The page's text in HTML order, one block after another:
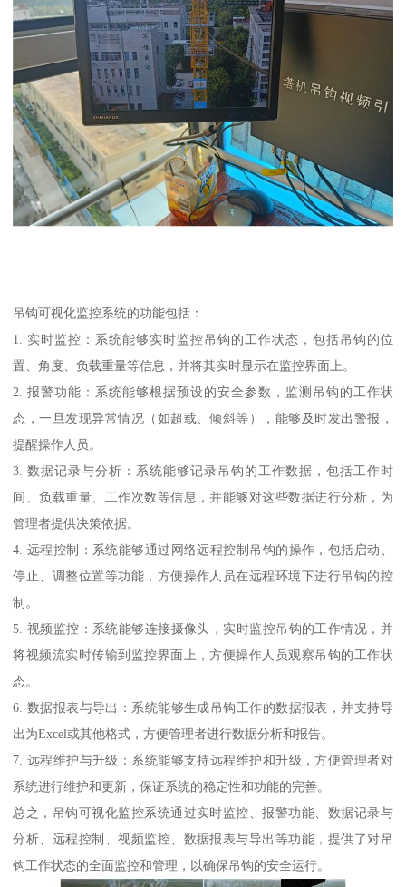
吊钩可视化监控系统的功能包括：
1. 实时监控：系统能够实时监控吊钩的工作状态，包括吊钩的位
置、角度、负载重量等信息，并将其实时显示在监控界面上。
2. 报警功能：系统能够根据预设的安全参数，监测吊钩的工作状
态，一旦发现异常情况（如超载、倾斜等），能够及时发出警报，
提醒操作人员。
3. 数据记录与分析：系统能够记录吊钩的工作数据，包括工作时
间、负载重量、工作次数等信息，并能够对这些数据进行分析，为
管理者提供决策依据。
4. 远程控制：系统能够通过网络远程控制吊钩的操作，包括启动、
停止、调整位置等功能，方便操作人员在远程环境下进行吊钩的控
制。
5. 视频监控：系统能够连接摄像头，实时监控吊钩的工作情况，并
将视频流实时传输到监控界面上，方便操作人员观察吊钩的工作状
态。
6. 数据报表与导出：系统能够生成吊钩工作的数据报表，并支持导
出为Excel或其他格式，方便管理者进行数据分析和报告。
7. 远程维护与升级：系统能够支持远程维护和升级，方便管理者对
系统进行维护和更新，保证系统的稳定性和功能的完善。
总之，吊钩可视化监控系统通过实时监控、报警功能、数据记录与
分析、远程控制、视频监控、数据报表与导出等功能，提供了对吊
钩工作状态的全面监控和管理，以确保吊钩的安全运行。